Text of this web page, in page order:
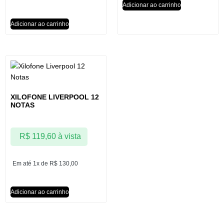
Adicionar ao carrinho
Adicionar ao carrinho
XILOFONE LIVERPOOL 12
NOTAS
Em até 1x de R$ 130,00
R$119,60 à vista
Adicionar ao carrinho